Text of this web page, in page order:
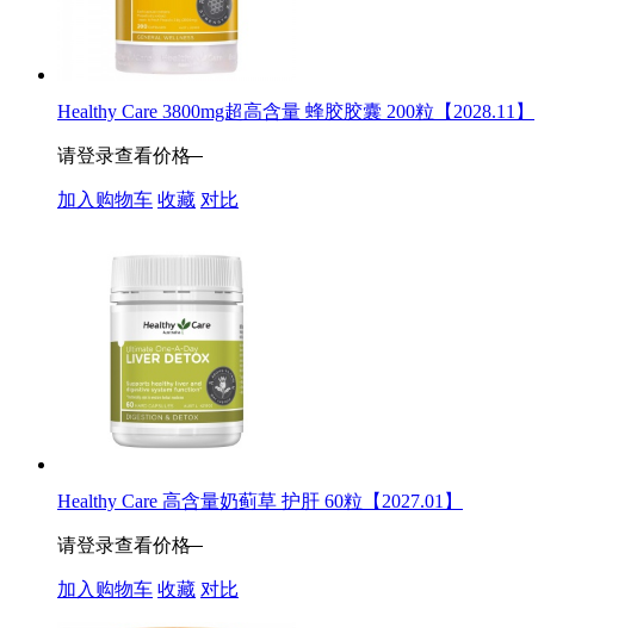
Healthy Care 3800mg超高含量 蜂胶胶囊 200粒【2028.11】
请登录查看价格
加入购物车 收藏 对比
Healthy Care 高含量奶蓟草 护肝 60粒【2027.01】
请登录查看价格
加入购物车 收藏 对比